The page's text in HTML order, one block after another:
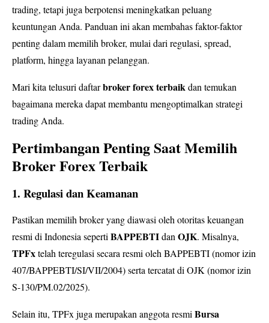
trading, tetapi juga berpotensi meningkatkan peluang
keuntungan Anda. Panduan ini akan membahas faktor-faktor
penting dalam memilih broker, mulai dari regulasi, spread,
platform, hingga layanan pelanggan.
Mari kita telusuri daftarbroker forex terbaikdan temukan
bagaimana mereka dapat membantu mengoptimalkan strategi
trading Anda.
Pertimbangan Penting Saat Memilih
Broker Forex Terbaik
1. Regulasi dan Keamanan
Pastikan memilih broker yang diawasi oleh otoritas keuangan
resmi di Indonesia seperti BAPPEBTIdan OJK. Misalnya,
TPFxtelah teregulasi secara resmi oleh BAPPEBTI (nomor izin
407/BAPPEBTI/SI/VII/2004) serta tercatat di OJK (nomor izin
S-130/PM.02/2025).
Selain itu, TPFx juga merupakan anggota resmi Bursa